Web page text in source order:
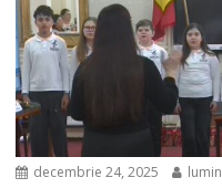
decembrie 24, 2025